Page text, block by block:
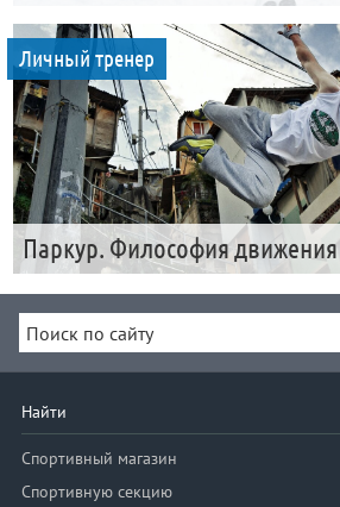
Личный тренер
Паркур. Философия движения
Найти
Спортивный магазин
Спортивную секцию